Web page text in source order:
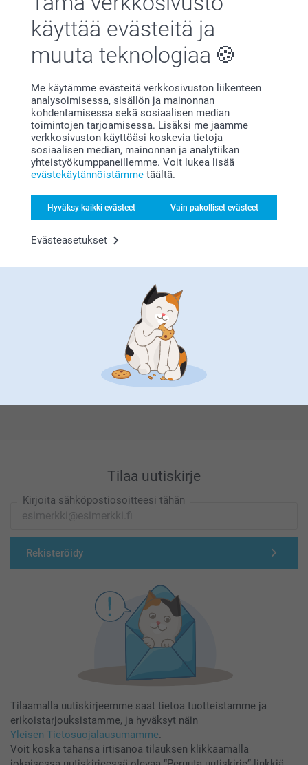
käyttää evästeitä ja
muuta teknologiaa
Me käytämme evästeitä verkkosivuston liikenteen
analysoimisessa, sisällön ja mainonnan
kohdentamisessa sekä sosiaalisen median
toimintojen tarjoamisessa. Lisäksi me jaamme
verkkosivuston käyttöäsi koskevia tietoja
sosiaalisen median, mainonnan ja analytiikan
yhteistyökumppaneillemme. Voit lukea lisää
evästekäytännöistämme täältä.
Hyväksy kaikki evästeet Vain pakolliset evästeet
Evästeasetukset
Tyytyväisyystakuu
Bonusta kaikista tilauksista
Tilaa uutiskirje
Kirjoita sähköpostiosoitteesi tähän
Rekisteröidy
Tilaamalla uutiskirjeemme saat tietoa tuotteistamme ja
erikoistarjouksistamme, ja hyväksyt näin
Yleisen Tietosuojalausumamme.
Voit koska tahansa irtisanoa tilauksen klikkaamalla